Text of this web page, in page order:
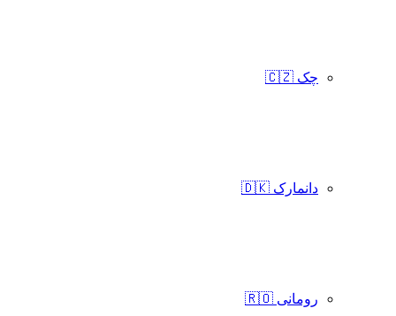
چک 🇨🇿
دانمارک 🇩🇰
رومانی 🇷🇴